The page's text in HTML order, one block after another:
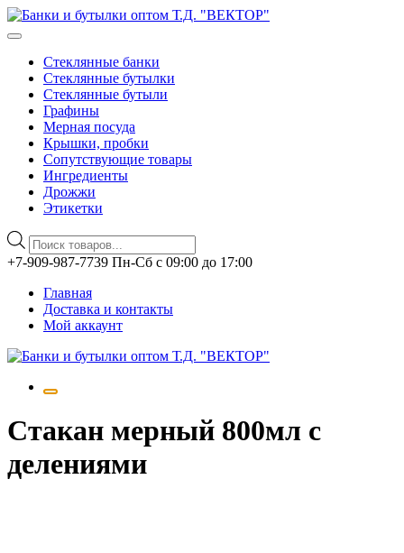
Стеклянные банки
Стеклянные бутылки
Стеклянные бутыли
Графины
Мерная посуда
Крышки, пробки
Сопутствующие товары
Ингредиенты
Дрожжи
Этикетки
Поиск
товаров
Перейти
содержимому
+7-909-987-7739 Пн-Сб с 09:00 до 17:00
Главная
Доставка и контакты
Мой аккаунт
Стакан мерный 800мл с
делениями